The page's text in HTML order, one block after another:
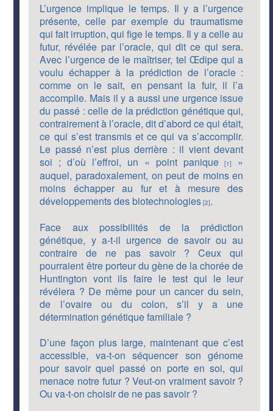
L’urgence implique le temps. Il y a l’urgence
présente, celle par exemple du traumatisme
qui fait irruption, qui fige le temps. Il y a celle au
futur, révélée par l’oracle, qui dit ce qui sera.
Avec l’urgence de le maîtriser, tel Œdipe qui a
voulu échapper à la prédiction de l’oracle :
comme on le sait, en pensant la fuir, il l’a
accomplie. Mais il y a aussi une urgence issue
du passé : celle de la prédiction génétique qui,
contrairement à l’oracle, dit d’abord ce qui était,
ce qui s’est transmis et ce qui va s’accomplir.
Le passé n’est plus derrière : il vient devant
soi ; d’où l’effroi, un « point panique [1]
»
auquel, paradoxalement, on peut de moins en
moins échapper au fur et à mesure des
développements des biotechnologies [2].
Face aux possibilités de la prédiction
génétique, y a-t-il urgence de savoir ou au
contraire de ne pas savoir ? Ceux qui
pourraient être porteur du gène de la chorée de
Huntington vont ils faire le test qui le leur
révélera ? De même pour un cancer du sein,
de l’ovaire ou du colon, s’il y a une
détermination génétique familiale ?
D’une façon plus large, maintenant que c’est
accessible, va-t-on séquencer son génome
pour savoir quel passé on porte en soi, qui
menace notre futur ? Veut-on vraiment savoir ?
Ou va-t-on choisir de ne pas savoir ?